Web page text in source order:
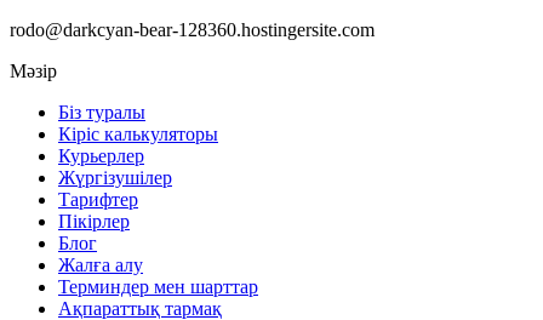
rodo@darkcyan-bear-128360.hostingersite.com
Мәзір
Біз туралы
Кіріс калькуляторы
Курьерлер
Жүргізушілер
Тарифтер
Пікірлер
Блог
Жалға алу
Терминдер мен шарттар
Ақпараттық тармақ